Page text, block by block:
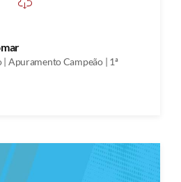
Apuramento Campeão | 1ª